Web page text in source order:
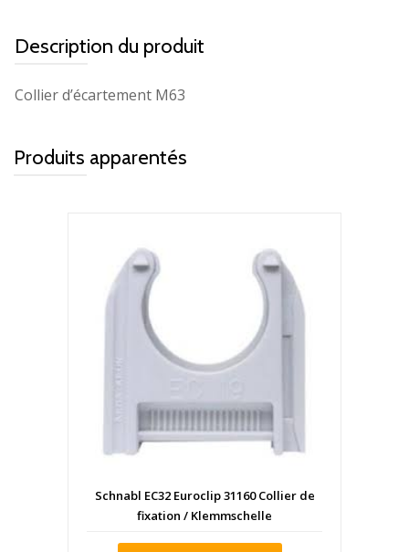
Description du produit
Collier d’écartement M63
Produits apparentés
Schnabl EC32 Euroclip 31160 Collier de
fixation / Klemmschelle